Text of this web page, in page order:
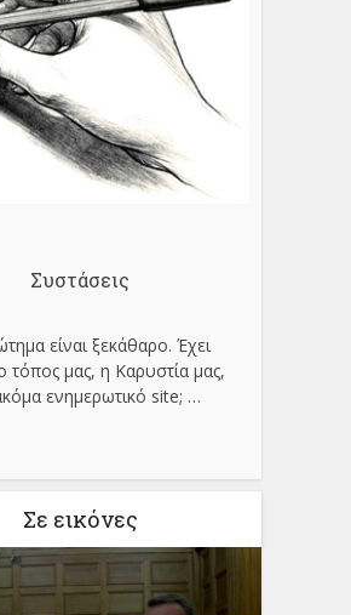
Συστάσεις
είναι ξεκάθαρο. Έχει
τόπος μας, η Καρυστία μας,
ενημερωτικό site; …
Σε εικόνες